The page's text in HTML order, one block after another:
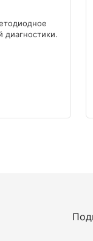
диагностики.